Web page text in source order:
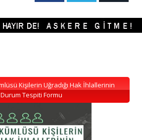
Kişilerin Uğradığı Hak İhlallerinin
Durum Tespiti Formu